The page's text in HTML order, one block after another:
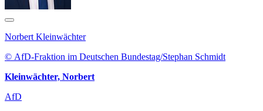
Norbert Kleinwächter
© AfD-Fraktion im Deutschen Bundestag/Stephan Schmidt
Kleinwächter, Norbert
AfD